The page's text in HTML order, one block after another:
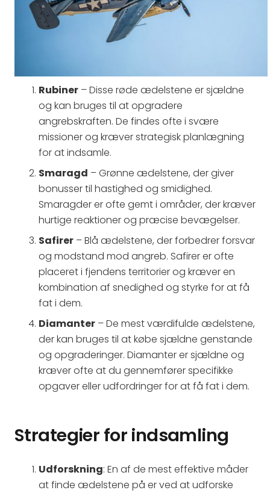
Rubiner – Disse røde ædelstene er sjældne
og kan bruges til at opgradere
angrebskraften. De findes ofte i svære
missioner og kræver strategisk planlægning
for at indsamle.
Smaragd – Grønne ædelstene, der giver
bonusser til hastighed og smidighed.
Smaragder er ofte gemt i områder, der kræver
hurtige reaktioner og præcise bevægelser.
Safirer – Blå ædelstene, der forbedrer forsvar
og modstand mod angreb. Safirer er ofte
placeret i fjendens territorier og kræver en
kombination af snedighed og styrke for at få
fat i dem.
Diamanter – De mest værdifulde ædelstene,
der kan bruges til at købe sjældne genstande
og opgraderinger. Diamanter er sjældne og
kræver ofte at du gennemfører specifikke
opgaver eller udfordringer for at få fat i dem.
Strategier for indsamling
Udforskning: En af de mest effektive måder
at finde ædelstene på er ved at udforske